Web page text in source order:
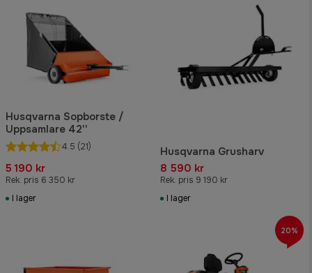
Husqvarna Sopborste /
Uppsamlare 42''
4.5 (21)
5 190 kr
Rek. pris 6 350 kr
I lager
Husqvarna Grusharv
8 590 kr
Rek. pris 9 190 kr
I lager
20%